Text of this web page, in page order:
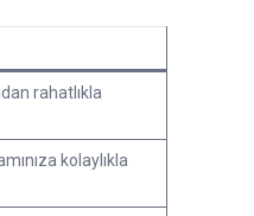
rahatlıkla
kolaylıkla